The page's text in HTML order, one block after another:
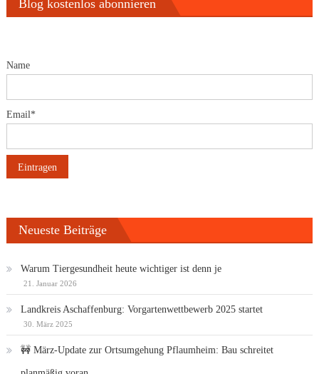
Blog kostenlos abonnieren
Name
Email*
Neueste Beiträge
Warum Tiergesundheit heute wichtiger ist denn je
21. Januar 2026
Landkreis Aschaffenburg: Vorgartenwettbewerb 2025 startet
30. März 2025
🚧 März-Update zur Ortsumgehung Pflaumheim: Bau schreitet